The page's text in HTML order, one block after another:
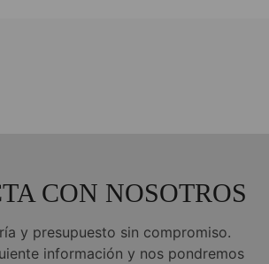
CON NOSOTROS
y presupuesto sin compromiso.
información y nos pondremos